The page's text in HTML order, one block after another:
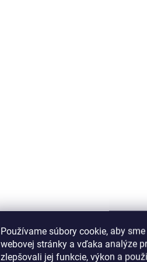
Používame súbory cookie, aby
webovej stránky a vďaka analýze
zlepšovali jej funkcie, výkon a